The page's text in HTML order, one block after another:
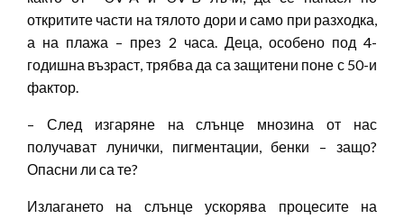
откритите части на тялото дори и само при разходка,
а на плажа – през 2 часа. Деца, особено под 4-
годишна възраст, трябва да са защитени поне с 50-и
фактор.
– След изгаряне на слънце мнозина от нас
получават лунички, пигментации, бенки – защо?
Опасни ли са те?
Излагането на слънце ускорява процесите на